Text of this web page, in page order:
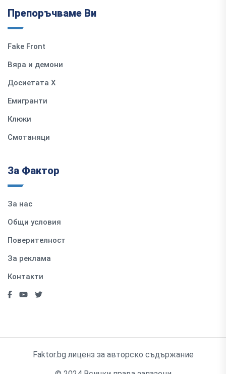
Препоръчваме Ви
Fake Front
Вяра и демони
Досиетата Х
Емигранти
Клюки
Смотаняци
За Фактор
За нас
Общи условия
Поверителност
За реклама
Контакти
Faktor.bg лиценз за авторско съдържание